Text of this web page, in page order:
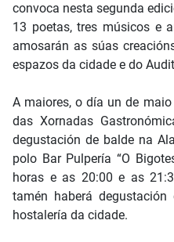
convoca nesta segunda
13 poetas, tres músicos e
amosarán as súas
espazos da cidade e do
A maiores, o día un de
das Xornadas
degustación de balde na
polo Bar Pulpería “O
horas e as 20:00 e as
tamén haberá
hostalería da cidade.